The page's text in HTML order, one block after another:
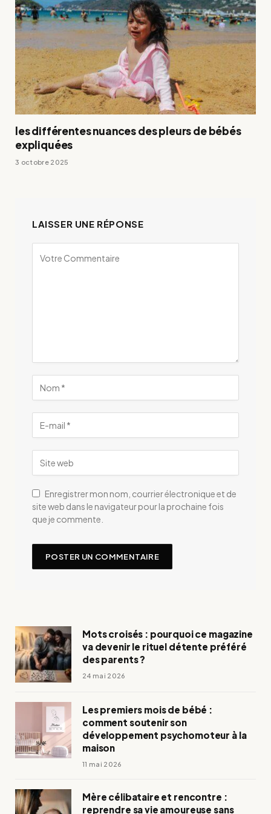
les différentes nuances des pleurs de bébés
expliquées
3 octobre 2025
LAISSER UNE RÉPONSE
Enregistrer mon nom, courrier électronique et de
site web dans le navigateur pour la prochaine fois
que je commente.
Mots croisés : pourquoi ce magazine
va devenir le rituel détente préféré
des parents ?
24 mai 2026
Les premiers mois de bébé :
comment soutenir son
développement psychomoteur à la
maison
11 mai 2026
Mère célibataire et rencontre :
reprendre sa vie amoureuse sans